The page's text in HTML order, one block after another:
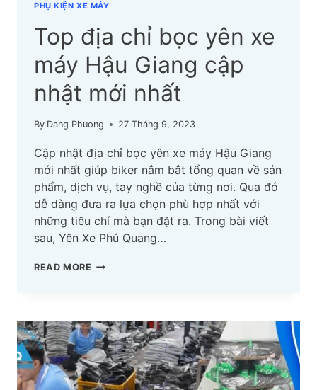
PHỤ KIỆN XE MÁY
Top địa chỉ bọc yên xe
máy Hậu Giang cập
nhật mới nhất
By Dang Phuong 27 Tháng 9, 2023
Cập nhật địa chỉ bọc yên xe máy Hậu Giang
mới nhất giúp biker nắm bắt tổng quan về sản
phẩm, dịch vụ, tay nghề của từng nơi. Qua đó
dễ dàng đưa ra lựa chọn phù hợp nhất với
những tiêu chí mà bạn đặt ra. Trong bài viết
sau, Yên Xe Phú Quang…
READ MORE TOP
YÊN
XE
MÁY
HẬU